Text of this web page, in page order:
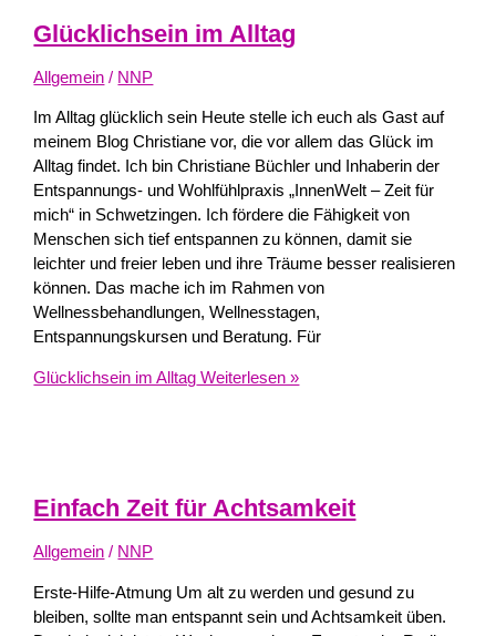
Glücklichsein im Alltag
Allgemein / NNP
Im Alltag glücklich sein Heute stelle ich euch als Gast auf
meinem Blog Christiane vor, die vor allem das Glück im
Alltag findet. Ich bin Christiane Büchler und Inhaberin der
Entspannungs- und Wohlfühlpraxis „InnenWelt – Zeit für
mich“ in Schwetzingen. Ich fördere die Fähigkeit von
Menschen sich tief entspannen zu können, damit sie
leichter und freier leben und ihre Träume besser realisieren
können. Das mache ich im Rahmen von
Wellnessbehandlungen, Wellnesstagen,
Entspannungskursen und Beratung. Für
Glücklichsein im Alltag Weiterlesen »
Einfach Zeit für Achtsamkeit
Allgemein / NNP
Erste-Hilfe-Atmung Um alt zu werden und gesund zu
bleiben, sollte man entspannt sein und Achtsamkeit üben.